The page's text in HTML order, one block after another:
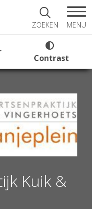
ZOEKEN MENU
Contrast
Kuik &